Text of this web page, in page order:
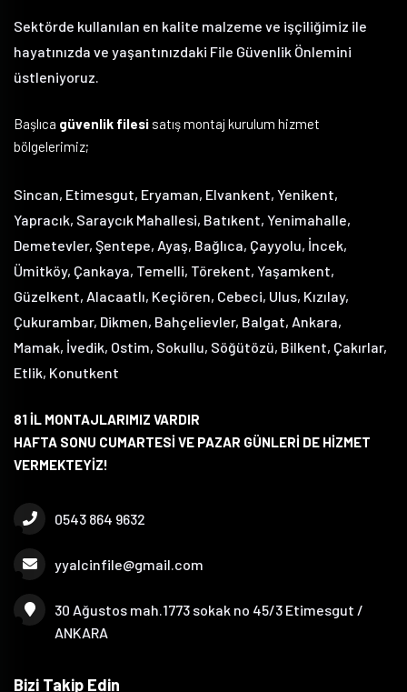
Sektörde kullanılan en kalite malzeme ve işçiliğimiz ile
hayatınızda ve yaşantınızdaki File Güvenlik Önlemini
üstleniyoruz.
Başlıca güvenlik filesi satış montaj kurulum hizmet
bölgelerimiz;
Sincan, Etimesgut, Eryaman, Elvankent, Yenikent,
Yapracık, Saraycık Mahallesi, Batıkent, Yenimahalle,
Demetevler, Şentepe, Ayaş, Bağlıca, Çayyolu, İncek,
Ümitköy, Çankaya, Temelli, Törekent, Yaşamkent,
Güzelkent, Alacaatlı, Keçiören, Cebeci, Ulus, Kızılay,
Çukurambar, Dikmen, Bahçelievler, Balgat, Ankara,
Mamak, İvedik, Ostim, Sokullu, Söğütözü, Bilkent, Çakırlar,
Etlik, Konutkent
81 İL MONTAJLARIMIZ VARDIR
HAFTA SONU CUMARTESİ VE PAZAR GÜNLERİ DE HİZMET
VERMEKTEYİZ!
0543 864 9632
yyalcinfile@gmail.com
30 Ağustos mah.1773 sokak no 45/3 Etimesgut /
ANKARA
Bizi Takip Edin